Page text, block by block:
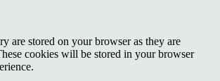
are stored on your browser as they are
cookies will be stored in your browser